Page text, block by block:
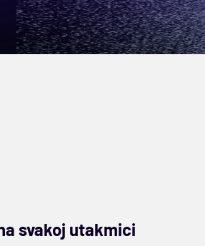
svakoj utakmici